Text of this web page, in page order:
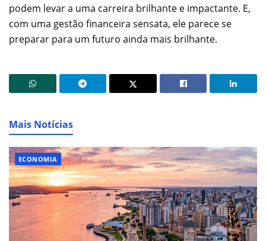
podem levar a uma carreira brilhante e impactante. E,
com uma gestão financeira sensata, ele parece se
preparar para um futuro ainda mais brilhante.
Mais Notícias
ECONOMIA